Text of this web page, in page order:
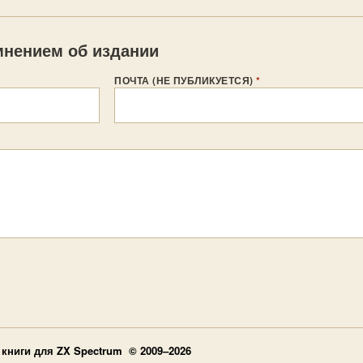
об издании
ПОЧТА (НЕ ПУБЛИКУЕТСЯ)*
для ZX Spectrum © 2009–2026